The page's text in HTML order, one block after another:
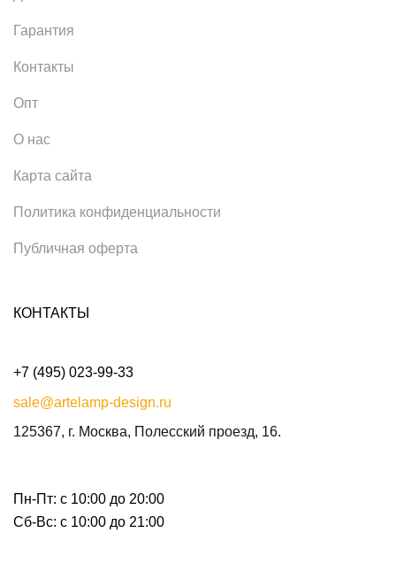
Гарантия
Контакты
Опт
О нас
Карта сайта
Политика конфиденциальности
Публичная оферта
КОНТАКТЫ
+7 (495) 023-99-33
sale@artelamp-design.ru
125367, г. Москва, Полесский проезд, 16.
Пн-Пт: с 10:00 до 20:00
Сб-Вс: с 10:00 до 21:00